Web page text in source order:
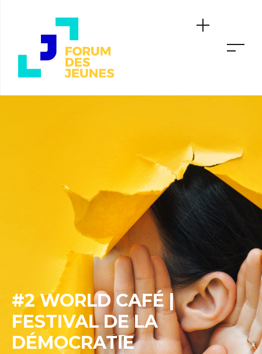
#2 WORLD CAFÉ |
FESTIVAL DE LA
DÉMOCRATIE